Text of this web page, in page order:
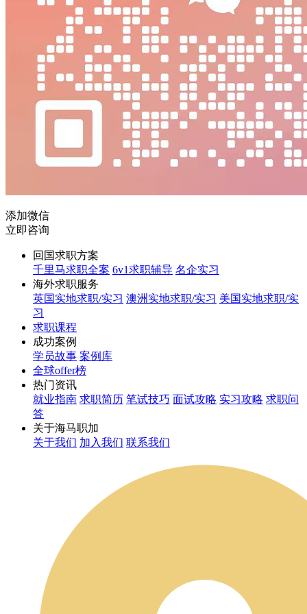
添加微信
立即咨询
回国求职方案
千里马求职全案 6v1求职辅导 名企实习
海外求职服务
英国实地求职/实习 澳洲实地求职/实习 美国实地求职/实
习
求职课程
成功案例
学员故事 案例库
全球offer榜
热门资讯
就业指南 求职简历 笔试技巧 面试攻略 实习攻略 求职问
答
关于海马职加
关于我们 加入我们 联系我们